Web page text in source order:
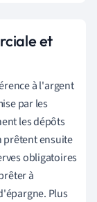
et
à l'argent
par les
les dépôts
prêtent ensuite
obligatoires
à
Plus